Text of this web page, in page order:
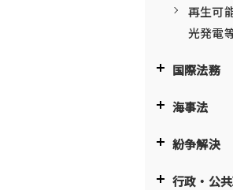
再生可
光発電
国際法務
海事法
紛争解決
行政・公